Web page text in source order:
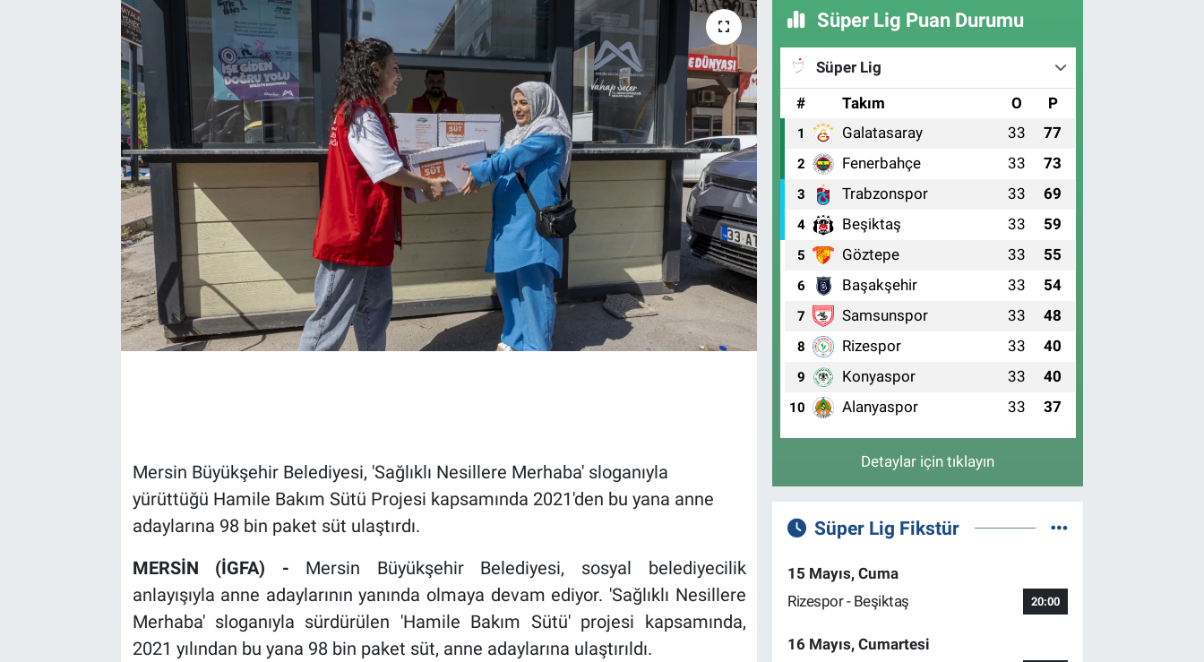
Mersin Büyükşehir Belediyesi, 'Sağlıklı Nesillere Merhaba' sloganıyla
yürüttüğü Hamile Bakım Sütü Projesi kapsamında 2021'den bu yana anne
adaylarına 98 bin paket süt ulaştırdı.
MERSİN (İGFA) - Mersin Büyükşehir Belediyesi, sosyal belediyecilik
anlayışıyla anne adaylarının yanında olmaya devam ediyor. 'Sağlıklı Nesillere
Merhaba' sloganıyla sürdürülen 'Hamile Bakım Sütü' projesi kapsamında,
2021 yılından bu yana 98 bin paket süt, anne adaylarına ulaştırıldı.
Süper Lig Puan Durumu
Süper Lig
#
Takım O P
1 Galatasaray 33 77
2 Fenerbahçe 33 73
3 Trabzonspor 33 69
4 Beşiktaş 33 59
5 Göztepe 33 55
6 Başakşehir 33 54
7 Samsunspor 33 48
8 Rizespor 33 40
9 Konyaspor 33 40
10 Alanyaspor 33 37
Detaylar için tıklayın
Süper Lig Fikstür
15 Mayıs, Cuma
Rizespor - Beşiktaş
20:00
16 Mayıs, Cumartesi